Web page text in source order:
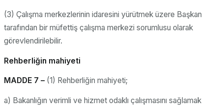
(3) Çalışma merkezlerinin idaresini yürütmek üzere Başkan
tarafından bir müfettiş çalışma merkezi sorumlusu olarak
görevlendirilebilir.
Rehberliğin mahiyeti
MADDE 7 – (1) Rehberliğin mahiyeti;
a) Bakanlığın verimli ve hizmet odaklı çalışmasını sağlamak